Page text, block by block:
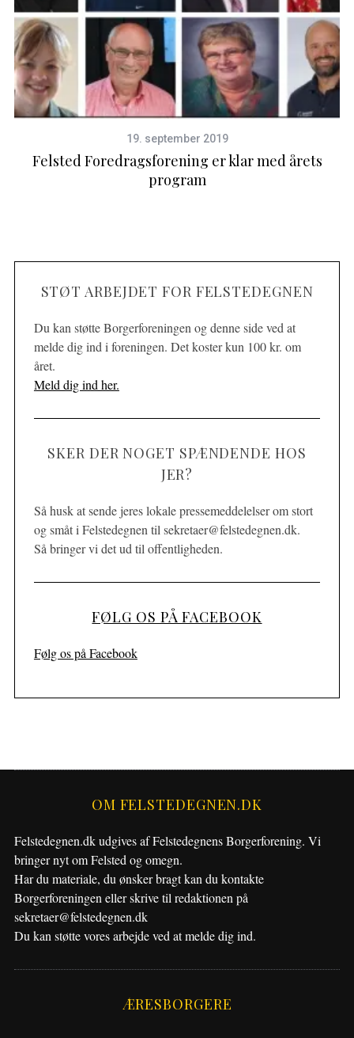
19. september 2019
Felsted Foredragsforening er klar med årets
program
STØT ARBEJDET FOR FELSTEDEGNEN
Du kan støtte Borgerforeningen og denne side ved at
melde dig ind i foreningen. Det koster kun 100 kr. om
året.
Meld dig ind her.
SKER DER NOGET SPÆNDENDE HOS
JER?
Så husk at sende jeres lokale pressemeddelelser om stort
og småt i Felstedegnen til sekretaer@felstedegnen.dk.
Så bringer vi det ud til offentligheden.
FØLG OS PÅ FACEBOOK
Følg os på Facebook
OM FELSTEDEGNEN.DK
Felstedegnen.dk udgives af Felstedegnens Borgerforening. Vi
bringer nyt om Felsted og omegn.
Har du materiale, du ønsker bragt kan du kontakte
Borgerforeningen eller skrive til redaktionen på
sekretaer@felstedegnen.dk
Du kan støtte vores arbejde ved at melde dig ind.
ÆRESBORGERE